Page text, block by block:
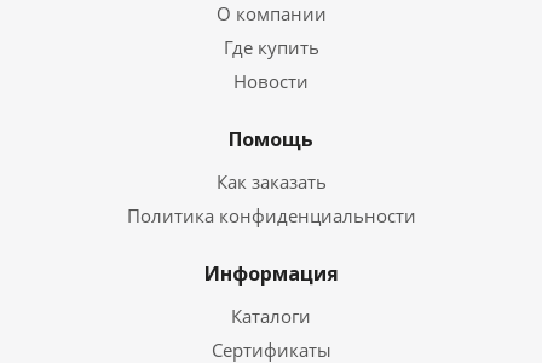
О компании
Где купить
Новости
Помощь
Как заказать
Политика конфиденциальности
Информация
Каталоги
Сертификаты